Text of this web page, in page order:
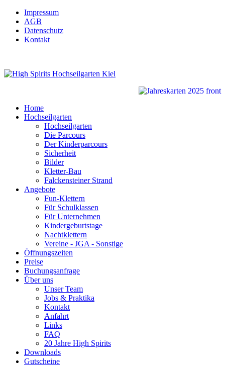
Impressum
AGB
Datenschutz
Kontakt
Home
Hochseilgarten
Hochseilgarten
Die Parcours
Der Kinderparcours
Sicherheit
Bilder
Kletter-Bau
Falckensteiner Strand
Angebote
Fun-Klettern
Für Schulklassen
Für Unternehmen
Kindergeburtstage
Nachtklettern
Vereine - JGA - Sonstige
Öffnungszeiten
Preise
Buchungsanfrage
Über uns
Unser Team
Jobs & Praktika
Kontakt
Anfahrt
Links
FAQ
20 Jahre High Spirits
Downloads
Gutscheine